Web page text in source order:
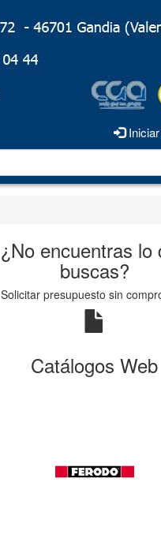
Iniciar
¿No encuentras lo
buscas?
Solicitar presupuesto sin
Catálogos Web